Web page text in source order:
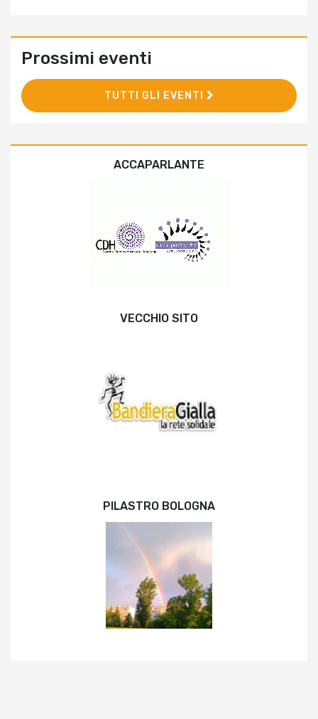
Prossimi eventi
TUTTI GLI EVENTI
ACCAPARLANTE
VECCHIO SITO
PILASTRO BOLOGNA